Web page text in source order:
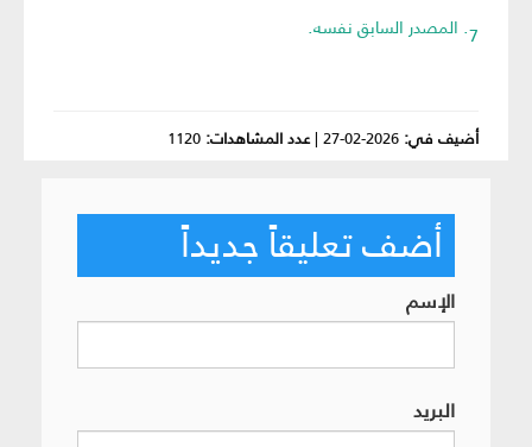
7. المصدر السابق نفسه.
أضيف في: 2026-02-27
|عدد المشاهدات: 1120
أضف تعليقاً جديداً
الإسم
البريد